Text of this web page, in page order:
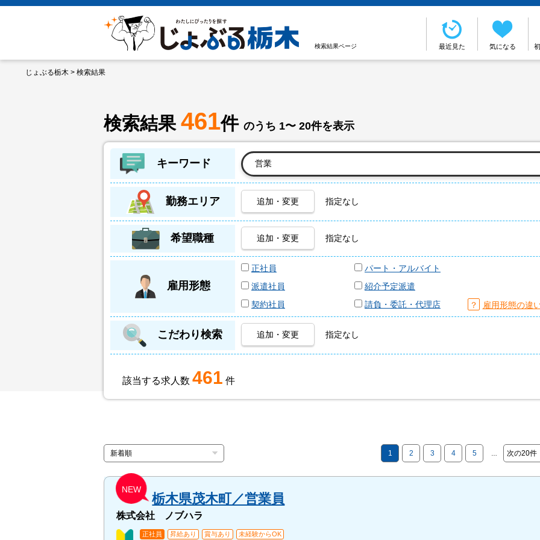
検索結果ページ 最近見た 気になる
じょぶる栃木 > 検索結果
検索結果 461件 のうち 1〜 20件を表示
キーワード
勤務エリア 追加・変更 指定なし
希望職種 追加・変更 指定なし
雇用形態
正社員
パート・アルバイト
派遣社員
紹介予定派遣
契約社員
請負・委託・代理店 ？ 雇用形態の違
こだわり検索 追加・変更 指定なし
該当する求人数 461 件
1 2 3 4 5 次の20件
NEW
栃木県茂木町／営業員
株式会社 ノブハラ
正社員 昇給あり 賞与あり 未経験からOK